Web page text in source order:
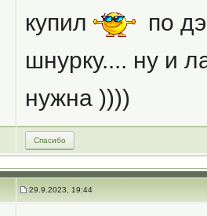
купил
по
шнурку.... ну и
нужна ))))
Спасибо
29.9.2023, 19:44